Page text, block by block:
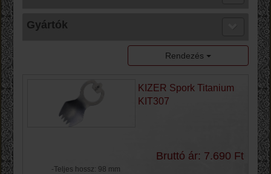
Gyártók
Rendezés
KIZER Spork Titanium
KIT307
Bruttó ár: 7.690 Ft
-Teljes hossz: 98 mm